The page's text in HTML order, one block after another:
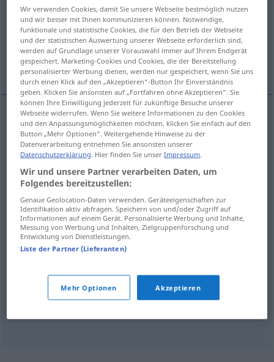
(Für mehr Details die Übersetzung anklicken/antippen)
hostile, inimical malevolent
hateful Weitere Beispiele...
hostile,inimical (gegento) feindselig feindlich
malevolent feindselig böswillig
hateful feindselighasserfüllt
sich feindseligansehen
Wir verwenden Cookies, damit Sie unsere Webseite bestmöglich nutzen
und wir besser mit Ihnen kommunizieren können. Notwendige,
funktionale und statistische Cookies, die für den Betrieb der Webseite
und der statistischen Auswertung unserer Webseite erforderlich sind,
werden auf Grundlage unserer Vorauswahl immer auf Ihrem Endgerät
gespeichert. Marketing-Cookies und Cookies, die der Bereitstellung
personalisierter Werbung dienen, werden nur gespeichert, wenn Sie uns
durch einen Klick auf den „Akzeptieren“-Button Ihr Einverständnis
geben. Klicken Sie ansonsten auf „Fortfahren ohne Akzeptieren“. Sie
können Ihre Einwilligung jederzeit für zukünftige Besuche unserer
Webseite widerrufen. Wenn Sie weitere Informationen zu den Cookies
und den Anpassungsmöglichkeiten möchten, klicken Sie einfach auf den
Button „Mehr Optionen“. Weitergehende Hinweise zu der
Datenverarbeitung entnehmen Sie ansonsten unserer
Datenschutzerklärung. Hier finden Sie unserImpressum.
Wir und unsere Partner verarbeiten Daten, um
Folgendes bereitzustellen:
Genaue Geolocation-Daten verwenden. Geräteeigenschaften zur
Identifikation aktiv abfragen. Speichern von und/oder Zugriff auf
Informationen auf einem Gerät. Personalisierte Werbung und Inhalte,
Messung von Werbung und Inhalten, Zielgruppenforschung und
Entwicklung von Dienstleistungen.
Liste der Partner (Lieferanten)
Mehr Optionen Akzeptieren